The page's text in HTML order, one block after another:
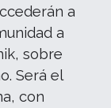
a
a
sobre
Será el
con